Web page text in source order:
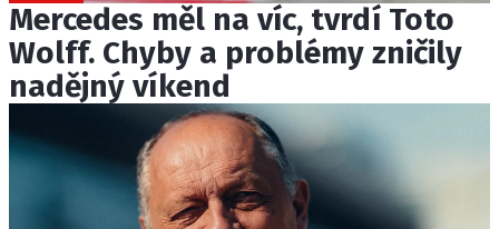
Mercedes měl na víc, tvrdí Toto
Wolff. Chyby a problémy zničily
nadějný víkend